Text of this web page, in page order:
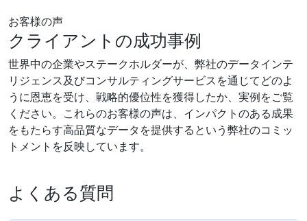
お客様の声
クライアントの成功事例
世界中の企業やステークホルダーが、弊社のデータインテ
リジェンス及びコンサルティングサービスを通じてどのよ
うに恩恵を受け、戦略的優位性を獲得したか、実例をご覧
ください。これらのお客様の声は、インパクトのある成果
をもたらす高品質なデータを提供するという弊社のコミッ
トメントを反映しています。
よくある質問